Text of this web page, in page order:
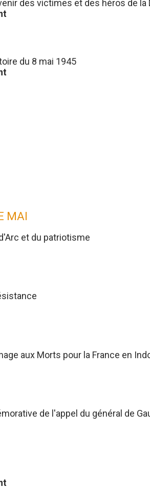
des victimes et des héros de la
du 8 mai 1945
MAI
et du patriotisme
aux Morts pour la France en
de l'appel du général de